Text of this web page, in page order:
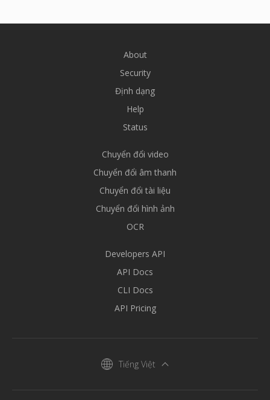
About
Security
Định dạng
Help
Status
Chuyển đổi video
Chuyển đổi âm thanh
Chuyển đổi tài liệu
Chuyển đổi hình ảnh
OCR
Developers API
API Docs
CLI Docs
API Pricing
Tiếng Việt